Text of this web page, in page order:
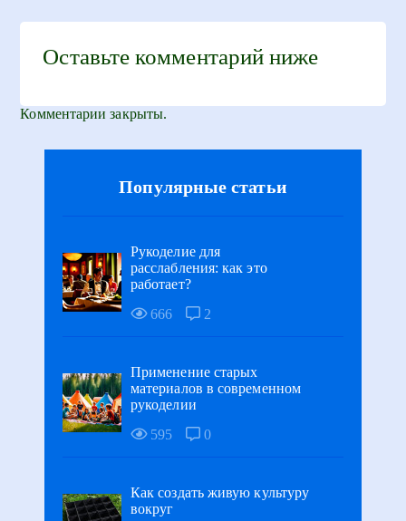
Оставьте комментарий ниже
Комментарии закрыты.
Популярные статьи
Рукоделие для
расслабления: как это
работает?
666
2
Применение старых
материалов в современном
рукоделии
595
0
Как создать живую культуру
вокруг